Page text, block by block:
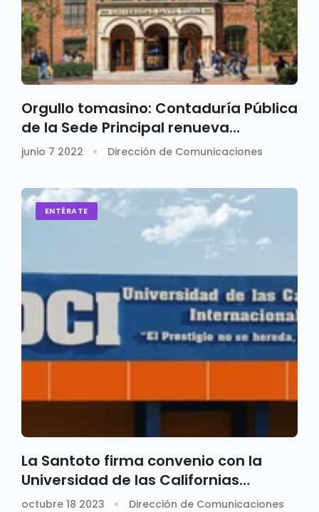
Orgullo tomasino: Contaduría Pública
de la Sede Principal renueva
Acreditación Internacional
junio 7 2022 Dirección de Comunicaciones
ENTÉRATE
La Santoto firma convenio con la
Universidad de las Californias
Internacional
octubre 18 2023 Dirección de Comunicaciones